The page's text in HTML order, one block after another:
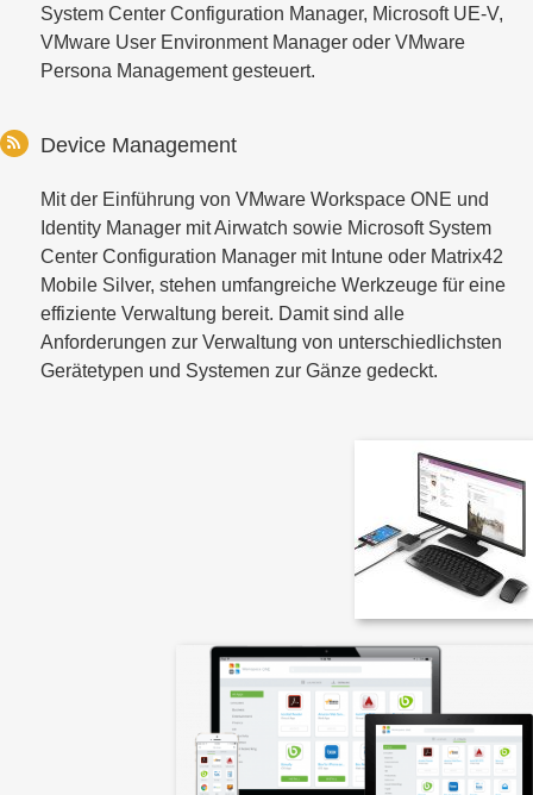
System Center Configuration Manager, Microsoft UE-V,
VMware User Environment Manager oder VMware
Persona Management gesteuert.
Device Management
Mit der Einführung von VMware Workspace ONE und
Identity Manager mit Airwatch sowie Microsoft System
Center Configuration Manager mit Intune oder Matrix42
Mobile Silver, stehen umfangreiche Werkzeuge für eine
effiziente Verwaltung bereit. Damit sind alle
Anforderungen zur Verwaltung von unterschiedlichsten
Gerätetypen und Systemen zur Gänze gedeckt.